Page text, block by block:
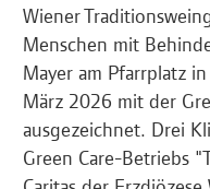
Wiener
Menschen mit
Mayer am Pfarrplatz
März 2026 mit der
ausgezeichnet. Drei
Green Care-Betriebs